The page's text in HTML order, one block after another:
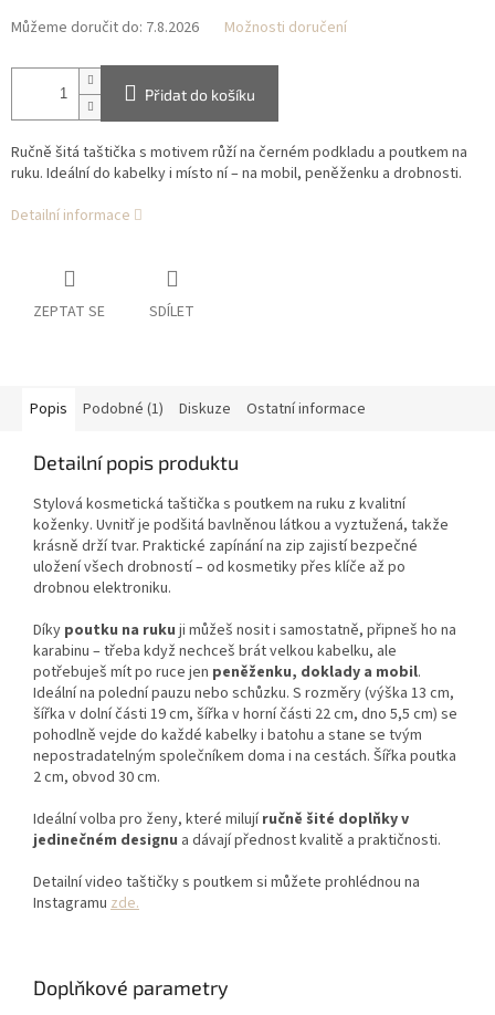
Můžeme doručit do: 7.8.2026 Možnosti doručení
Přidat do košíku
Ručně šitá taštička s motivem růží na černém podkladu a poutkem na
ruku. Ideální do kabelky i místo ní – na mobil, peněženku a drobnosti.
Detailní informace
ZEPTAT SE SDÍLET
Popis Podobné (1) Diskuze Ostatní informace
Detailní popis produktu
Stylová kosmetická taštička s poutkem na ruku z kvalitní
koženky. Uvnitř je podšitá bavlněnou látkou a vyztužená, takže
krásně drží tvar. Praktické zapínání na zip zajistí bezpečné
uložení všech drobností – od kosmetiky přes klíče až po
drobnou elektroniku.
Díky poutku na ruku ji můžeš nosit i samostatně, připneš ho na
karabinu – třeba když nechceš brát velkou kabelku, ale
potřebuješ mít po ruce jen peněženku, doklady a mobil.
Ideální na polední pauzu nebo schůzku. S rozměry (výška 13 cm,
šířka v dolní části 19 cm, šířka v horní části 22 cm, dno 5,5 cm) se
pohodlně vejde do každé kabelky i batohu a stane se tvým
nepostradatelným společníkem doma i na cestách. Šířka poutka
2 cm, obvod 30 cm.
Ideální volba pro ženy, které milují ručně šité doplňky v
jedinečném designu a dávají přednost kvalitě a praktičnosti.
Detailní video taštičky s poutkem si můžete prohlédnou na
Instagramu zde.
Doplňkové parametry